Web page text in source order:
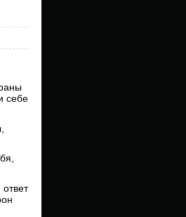
себе